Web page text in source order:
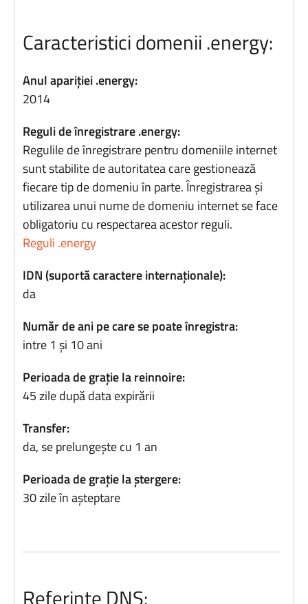
Caracteristici domenii .energy:
Anul apariției .energy:
2014
Reguli de înregistrare .energy:
Regulile de înregistrare pentru domeniile internet
sunt stabilite de autoritatea care gestionează
fiecare tip de domeniu în parte. Înregistrarea și
utilizarea unui nume de domeniu internet se face
obligatoriu cu respectarea acestor reguli.
Reguli .energy
IDN (suportă caractere internaționale):
da
Număr de ani pe care se poate înregistra:
intre 1 și 10 ani
Perioada de grație la reinnoire:
45 zile după data expirării
Transfer:
da, se prelungește cu 1 an
Perioada de grație la ștergere:
30 zile în așteptare
Referințe DNS: